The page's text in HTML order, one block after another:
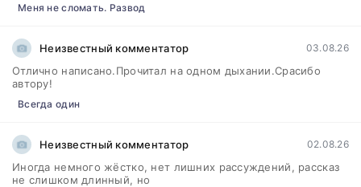
Меня не сломать. Развод
Неизвестный комментатор 03.08.26
Отлично написано.Прочитал на одном дыхании.Срасибо
автору!
Всегда один
Неизвестный комментатор 02.08.26
Иногда немного жёстко, нет лишних рассуждений, рассказ
не слишком длинный, но